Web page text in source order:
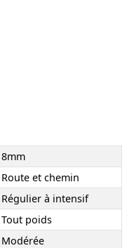
8mm
Route et chemin
Régulier à intensif
Tout poids
Modérée